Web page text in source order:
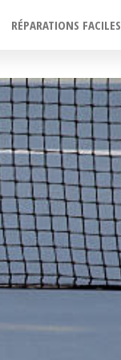
RÉPARATIONS FACILES